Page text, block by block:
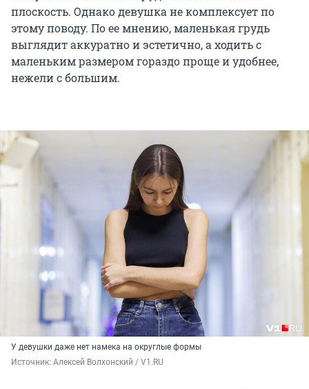
плоскость. Однако девушка не комплексует по
этому поводу. По ее мнению, маленькая грудь
выглядит аккуратно и эстетично, а ходить с
маленьким размером гораздо проще и удобнее,
нежели с большим.
У девушки даже нет намека на округлые формы
Источник: Алексей Волхонский / V1.RU